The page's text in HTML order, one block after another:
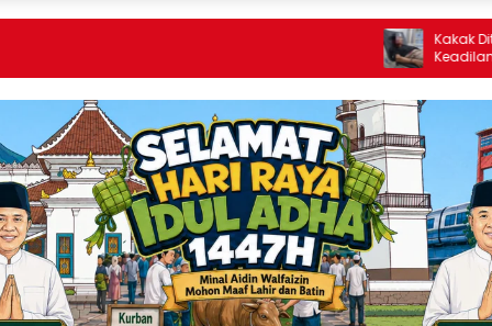
Kakak Ditusuk Berkali-Kali, Adik